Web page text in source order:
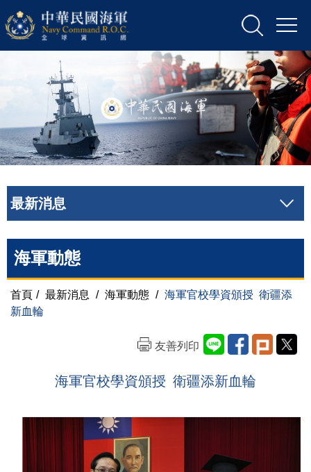
最新消息
海軍動態
首頁 / 最新消息 / 海軍動態 / 海軍官校學資頒授 衛疆添
新血輪
友善列印
海軍官校學資頒授 衛疆添新血輪